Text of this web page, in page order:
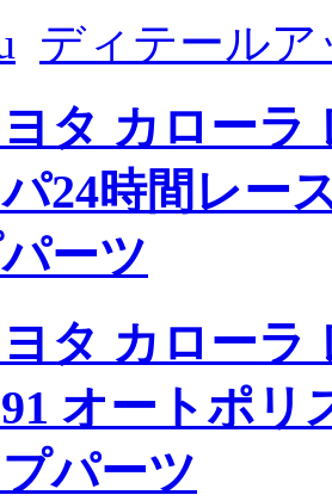
ディテール
ヨタ カローラ
24時間レー
ーツ
ヨタ カロー
オートポリ
パーツ